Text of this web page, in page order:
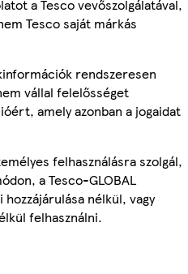
a Tesco vevőszolgálatával,
Tesco saját márkás
rendszeresen
vállal felelősséget
amely azonban a jogaidat
felhasználásra szolgál,
a Tesco-GLOBAL
nélkül, vagy
felhasználni.